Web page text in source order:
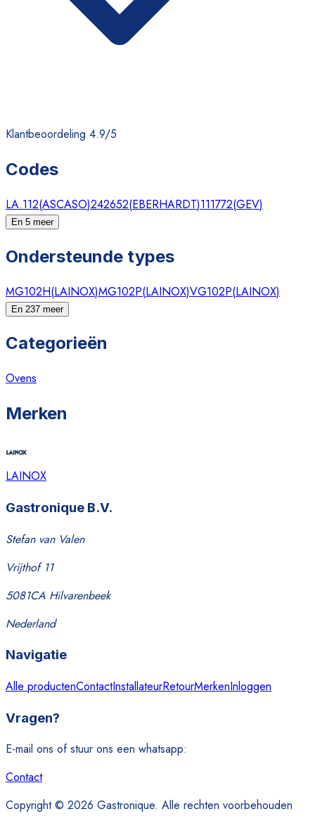
Klantbeoordeling 4.9/5
Codes
LA.112(ASCASO)242652(EBERHARDT)111772(GEV)
En 5 meer
Ondersteunde types
MG102H(LAINOX)MG102P(LAINOX)VG102P(LAINOX)
En 237 meer
Categorieën
Ovens
Merken
LAINOX
Gastronique B.V.
Stefan van Valen
Vrijthof 11
5081CA Hilvarenbeek
Nederland
Navigatie
Alle productenContactInstallateurRetourMerkenInloggen
Vragen?
E-mail ons of stuur ons een whatsapp:
Contact
Copyright © 2026 Gastronique. Alle rechten voorbehouden